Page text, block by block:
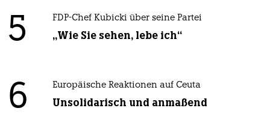
5 FDP-Chef Kubicki über seine Partei
„Wie Sie sehen, lebe ich“
6 Europäische Reaktionen auf Ceuta
Unsolidarisch und anmaßend